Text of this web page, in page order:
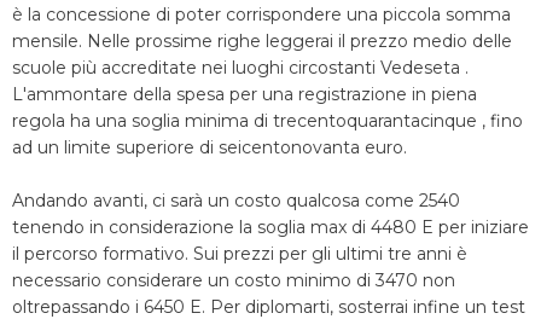
è la concessione di poter corrispondere una piccola somma
mensile. Nelle prossime righe leggerai il prezzo medio delle
scuole più accreditate nei luoghi circostanti Vedeseta .
L'ammontare della spesa per una registrazione in piena
regola ha una soglia minima di trecentoquarantacinque , fino
ad un limite superiore di seicentonovanta euro.
Andando avanti, ci sarà un costo qualcosa come 2540
tenendo in considerazione la soglia max di 4480 E per iniziare
il percorso formativo. Sui prezzi per gli ultimi tre anni è
necessario considerare un costo minimo di 3470 non
oltrepassando i 6450 E. Per diplomarti, sosterrai infine un test